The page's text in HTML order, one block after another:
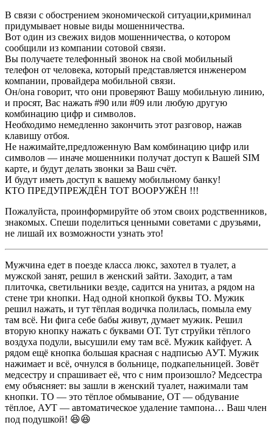
В связи с обострением экономической ситуации,криминал
придумывает новые виды мошенничества.
Вот один из свежих видов мошенничества, о котором
сообщили из компании сотовой связи.
Вы получаете телефонный звонок на свой мобильный
телефон от человека, который представляется инженером
компании, провайдера мобильной связи.
Он/она говорит, что они проверяют Вашу мобильную линию,
и просят, Вас нажать #90 или #09 или любую другую
комбинацию цифр и символов.
Необходимо немедленно закончить этот разговор, нажав
клавишу отбоя.
Не нажимайте,предложенную Вам комбинацию цифр или
символов — иначе мошенники получат доступ к Вашей SIM
карте, и будут делать звонки за Ваш счёт.
И будут иметь доступ к вашему мобильному банку!
КТО ПРЕДУПРЕЖДЁН ТОТ ВООРУЖЁН !!!
Пожалуйста, проинформируйте об этом своих родственников,
знакомых. Спеши поделиться ценными советами с друзьями,
не лишай их возможности узнать это!
Мужчина едет в поезде класса люкс, захотел в туалет, а
мужской занят, решил в женский зайти. Заходит, а там
плиточка, светильники везде, садится на унитаз, а рядом на
стене три кнопки. Над одной кнопкой буквы ТО. Мужик
решил нажать, и тут тёплая водичка полилась, помыла ему
там всё. Ни фига себе бабы живут, думает мужик. Решил
вторую кнопку нажать с буквами ОТ. Тут струйки тёплого
воздуха подули, высушили ему там всё. Мужик кайфует. А
рядом ещё кнопка большая красная с надписью АУТ. Мужик
нажимает и всё, очнулся в больнице, подкапельницей. Зовёт
медсестру и спрашивает её, что с ним произошло? Медсестра
ему объясняет: вы зашли в женский туалет, нажимали там
кнопки. ТО — это тёплое обмывание, ОТ — обдувание
тёплое, АУТ — автоматическое удаление тампона… Ваш член
под подушкой! 😆😆